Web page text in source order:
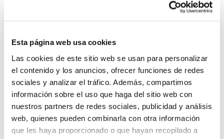
Esta página web usa cookies
Las cookies de este sitio web se usan para personalizar
el contenido y los anuncios, ofrecer funciones de redes
sociales y analizar el tráfico. Además, compartimos
información sobre el uso que haga del sitio web con
nuestros partners de redes sociales, publicidad y análisis
web, quienes pueden combinarla con otra información
que les haya proporcionado o que hayan recopilado a
equipos que se han clasificado para la Semifinal Única
de la Lliga Valenciana Adecco Plata-EBA.
Aunque inicialmente estaba previsto que esta Semifinal
se jugara a un único partido, los dos clubes han
acordado con la FBCV la disputa a partido de ida y
vuelta. Las fechas de los dos encuentros serán
probablemente los días 26 de octubre y 2 de
noviembre.